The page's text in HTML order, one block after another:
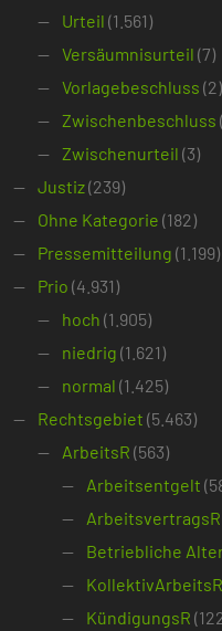
Urteil (1.561)
Versäumnisurteil (7)
Vorlagebeschluss (2)
Zwischenbeschluss
Zwischenurteil (3)
Justiz(239)
Ohne Kategorie (182)
Pressemitteilung (1.199)
Prio (4.931)
hoch (1.905)
niedrig (1.621)
normal (1.425)
Rechtsgebiet (5.463)
ArbeitsR (563)
Arbeitsentgelt
ArbeitsvertragsR
Betriebliche
KollektivArbeitsR
KündigungsR